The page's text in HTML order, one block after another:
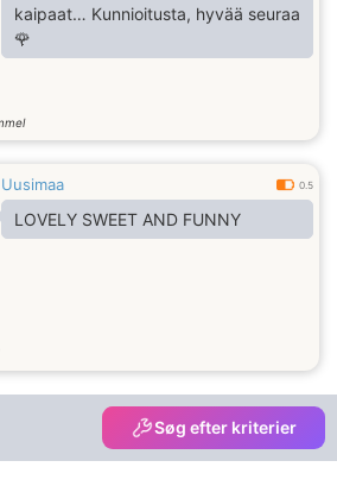
kaipaat… Kunnioitusta, hyvää seuraa
🌹
Uusimaa 0.5
LOVELY SWEET AND FUNNY
Søg efter kriterier